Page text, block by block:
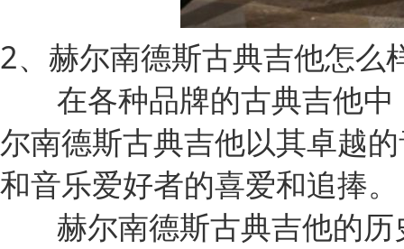
2、赫尔南德斯古典吉他怎么
尔南德斯古典吉他以其卓越
和音乐爱好者的喜爱和追捧。